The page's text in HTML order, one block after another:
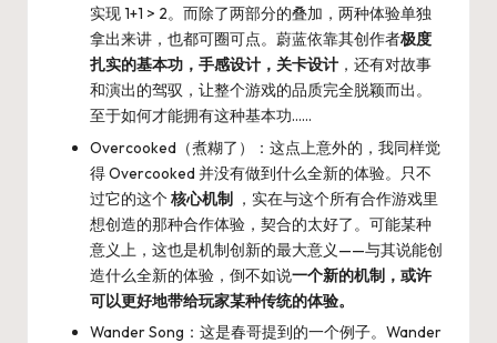
实现 1+1 > 2。而除了两部分的叠加，两种体验单独
拿出来讲，也都可圈可点。蔚蓝依靠其创作者极度
扎实的基本功，手感设计，关卡设计 ，还有对故事
和演出的驾驭，让整个游戏的品质完全脱颖而出。
至于如何才能拥有这种基本功……
Overcooked（煮糊了）：这点上意外的，我同样觉
得 Overcooked 并没有做到什么全新的体验。只不
过它的这个核心机制 ，实在与这个所有合作游戏里
想创造的那种合作体验，契合的太好了。可能某种
意义上，这也是机制创新的最大意义——与其说能创
造什么全新的体验，倒不如说一个新的机制，或许
可以更好地带给玩家某种传统的体验。
Wander Song：这是春哥提到的一个例子。Wander